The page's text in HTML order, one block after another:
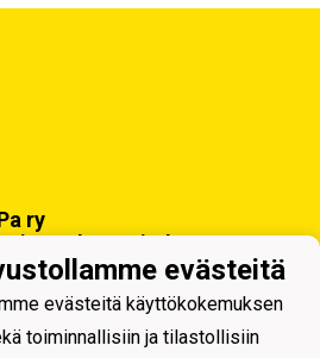
ry
ja Laskutustiedot
evästeitä
evästeitä käyttökokemuksen
toiminnallisiin ja tilastollisiin